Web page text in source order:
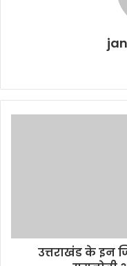
उत्तराखंड के इन